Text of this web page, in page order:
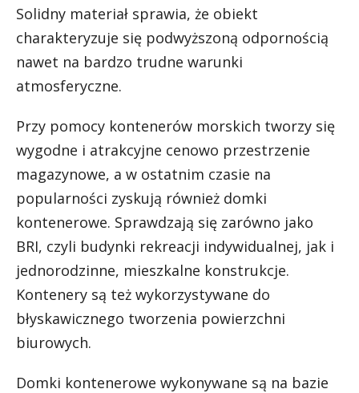
Solidny materiał sprawia, że obiekt
charakteryzuje się podwyższoną odpornością
nawet na bardzo trudne warunki
atmosferyczne.
Przy pomocy kontenerów morskich tworzy się
wygodne i atrakcyjne cenowo przestrzenie
magazynowe, a w ostatnim czasie na
popularności zyskują również domki
kontenerowe. Sprawdzają się zarówno jako
BRI, czyli budynki rekreacji indywidualnej, jak i
jednorodzinne, mieszkalne konstrukcje.
Kontenery są też wykorzystywane do
błyskawicznego tworzenia powierzchni
biurowych.
Domki kontenerowe wykonywane są na bazie